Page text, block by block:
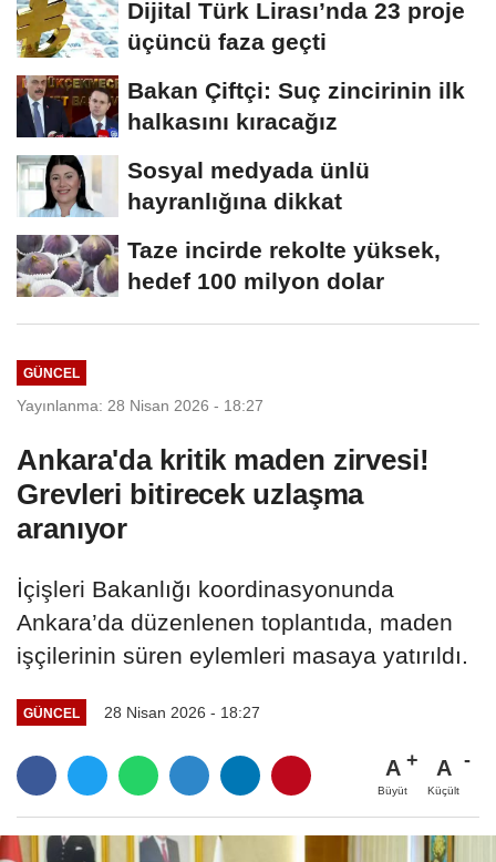
Dijital Türk Lirası’nda 23 proje
üçüncü faza geçti
Bakan Çiftçi: Suç zincirinin ilk
halkasını kıracağız
Sosyal medyada ünlü
hayranlığına dikkat
Taze incirde rekolte yüksek,
hedef 100 milyon dolar
GÜNCEL
Yayınlanma: 28 Nisan 2026 - 18:27
Ankara'da kritik maden zirvesi!
Grevleri bitirecek uzlaşma
aranıyor
İçişleri Bakanlığı koordinasyonunda
Ankara’da düzenlenen toplantıda, maden
işçilerinin süren eylemleri masaya yatırıldı.
GÜNCEL 28 Nisan 2026 - 18:27
A
Büyüt
A
Küçült